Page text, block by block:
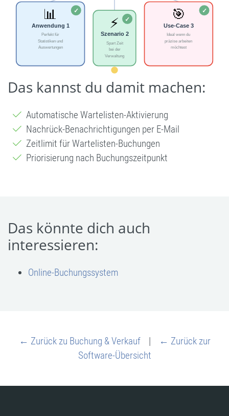
Das kannst du damit machen:
Automatische Wartelisten-Aktivierung
Nachrück-Benachrichtigungen per E-Mail
Zeitlimit für Wartelisten-Buchungen
Priorisierung nach Buchungszeitpunkt
Das könnte dich auch
interessieren:
Online-Buchungssystem
← Zurück zu Buchung & Verkauf |
← Zurück zur
Software-Übersicht